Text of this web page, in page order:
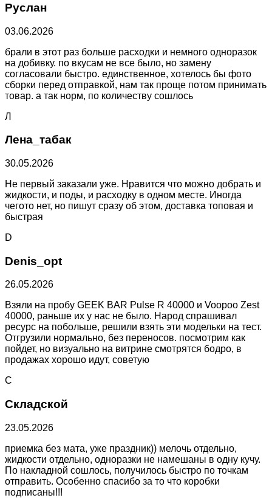
Руслан
03.06.2026
брали в этот раз больше расходки и немного одноразок
на добивку. по вкусам не все было, но замену
согласовали быстро. единственное, хотелось бы фото
сборки перед отправкой, нам так проще потом принимать
товар. а так норм, по количеству сошлось
Л
Лена_табак
30.05.2026
Не первый заказали уже. Нравится что можно добрать и
жидкости, и поды, и расходку в одном месте. Иногда
чегото нет, но пишут сразу об этом, доставка топовая и
быстрая
D
Denis_opt
26.05.2026
Взяли на пробу GEEK BAR Pulse R 40000 и Voopoo Zest
40000, раньше их у нас не было. Народ спрашивал
ресурс на побольше, решили взять эти модельки на тест.
Отгрузили нормально, без переносов. посмотрим как
пойдет, но визуально на витрине смотрятся бодро, в
продажах хорошо идут, советую
С
Складской
23.05.2026
приемка без мата, уже праздник)) мелочь отдельно,
жидкости отдельно, одноразки не намешаны в одну кучу.
По накладной сошлось, получилось быстро по точкам
отправить. Особенно спасибо за то что коробки
подписаны!!!